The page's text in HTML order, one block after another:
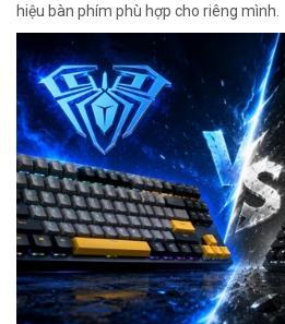
hiệu bàn phím phù hợp cho riêng mình.